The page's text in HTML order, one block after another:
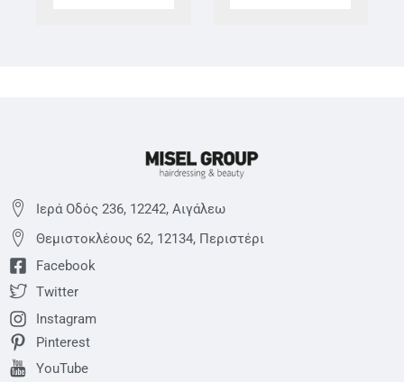
Ιερά Οδός 236, 12242, Αιγάλεω
Θεμιστoκλέους 62, 12134, Περιστέρι
Facebook
Twitter
Instagram
Pinterest
YouTube